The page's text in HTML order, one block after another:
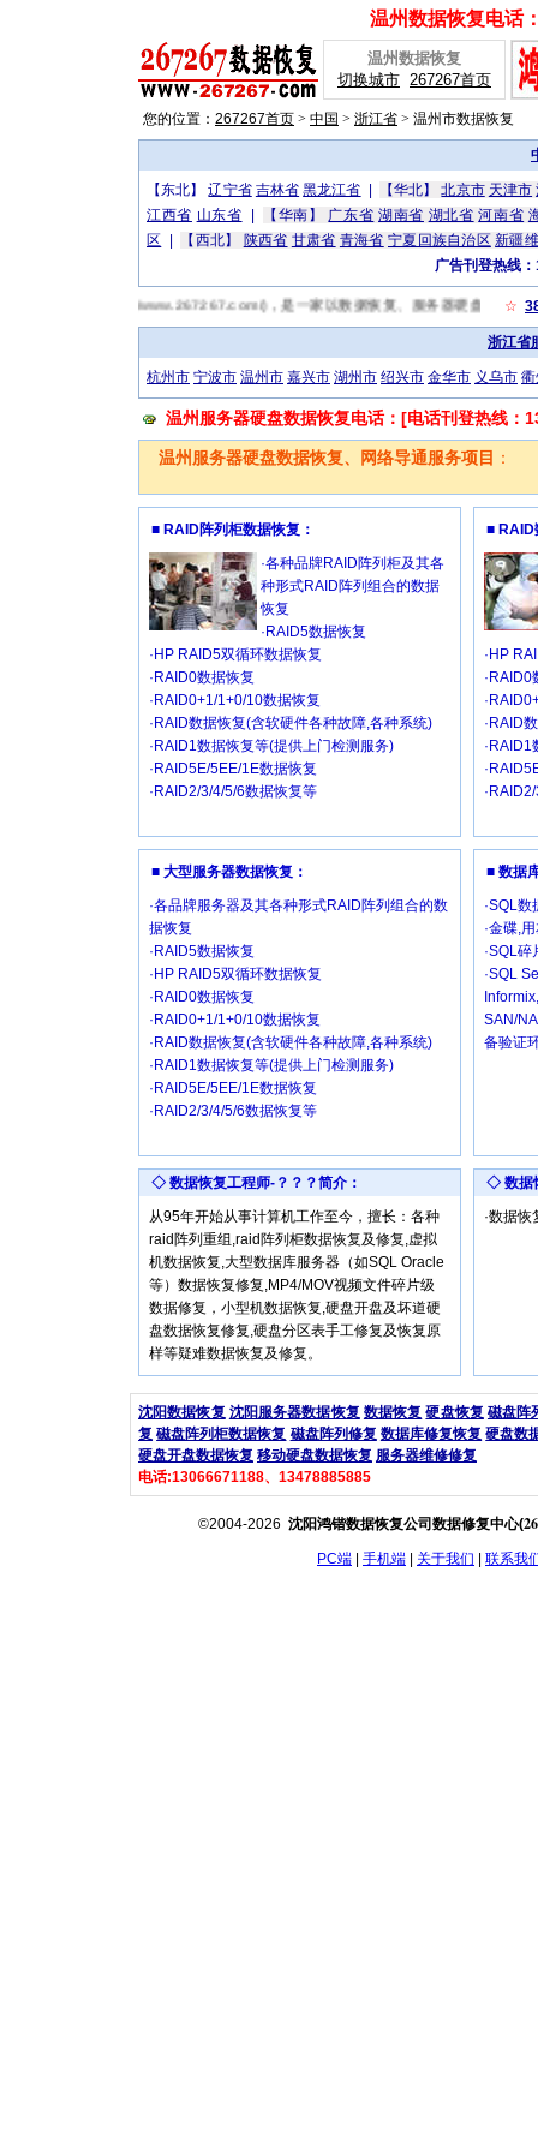
温州数据恢复电话
温州数据恢复
切换城市 267267首页
您的位置： 267267首页 > 中国 > 浙江省 > 温州市数据恢复
【东北】辽宁省 吉林省 黑龙江省 【华北】北京市 天津市
江西省 山东省 【华南】 广东省 湖南省 湖北省 河南省
区
【西北】 陕西省 甘肃省 青海省 宁夏回族自治区 新疆
广告刊登热线
数据恢复网(http://www.267267.com/)，是一家以数据恢复、服务器硬盘数据恢
☆
浙江省
杭州市 宁波市 温州市 嘉兴市 湖州市 绍兴市 金华市 义乌市
温州服务器硬盘数据恢复电话：[电话刊登热线：
温州服务器硬盘数据恢复、网络导通服务项目 ：
■ RAID阵列柜数据恢复：
·各种品牌RAID阵列柜及其各
种形式RAID阵列组合的数据
恢复
·RAID5数据恢复
·HP RAID5双循环数据恢复
·RAID0数据恢复
·RAID0+1/1+0/10数据恢复
·RAID数据恢复(含软硬件各种故障,各种系统)
·RAID1数据恢复等(提供上门检测服务)
·RAID5E/5EE/1E数据恢复
·RAID2/3/4/5/6数据恢复等
■ RAID
·HP
·RAID0
·RAID
■ 大型服务器数据恢复：
·各品牌服务器及其各种形式RAID阵列组合的数
据恢复
·RAID5数据恢复
·HP RAID5双循环数据恢复
·RAID0数据恢复
·RAID0+1/1+0/10数据恢复
·RAID数据恢复(含软硬件各种故障,各种系统)
·RAID1数据恢复等(提供上门检测服务)
·RAID5E/5EE/1E数据恢复
·RAID2/3/4/5/6数据恢复等
■ 数据
·SQL
·金碟,
·SQL
·SQL
SAN/
备验证
◇ 数据恢复工程师-？？？简介：
从95年开始从事计算机工作至今，擅长：各种
raid阵列重组,raid阵列柜数据恢复及修复,虚拟
机数据恢复,大型数据库服务器（如SQL Oracle
等）数据恢复修复,MP4/MOV视频文件碎片级
数据修复，小型机数据恢复,硬盘开盘及坏道硬
盘数据恢复修复,硬盘分区表手工修复及恢复原
样等疑难数据恢复及修复。
◇ 数据
·数据
沈阳数据恢复 沈阳服务器数据恢复 数据恢复 硬盘恢复 磁盘阵
复 磁盘阵列柜数据恢复 磁盘阵列修复 数据库修复恢复 硬盘数
硬盘开盘数据恢复 移动硬盘数据恢复 服务器维修修复
电话:13066671188、13478885885
©2004-2026 沈阳鸿锴数据恢复公司数据修复中心(
PC端 手机端 关于我们 联系我